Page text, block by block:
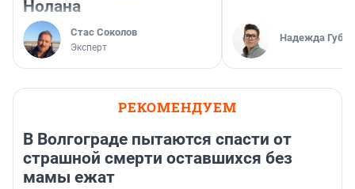
Нолана
Стас Соколов
Эксперт
Надежда
РЕКОМЕНДУЕМ
В Волгограде пытаются спасти от
страшной смерти оставшихся без
мамы ежат